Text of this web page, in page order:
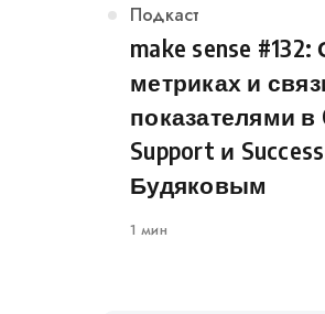
Категория
Подкаст
make sense
метриках и
показателями в
Support и
Будяковым
1 мин